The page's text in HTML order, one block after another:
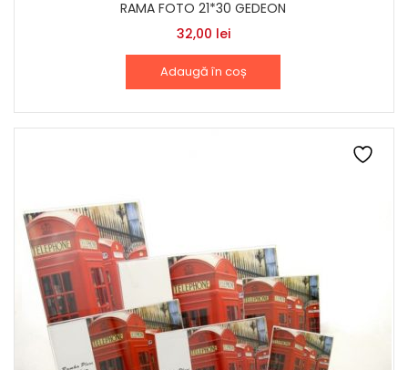
RAMA FOTO 21*30 GEDEON
32,00 lei
Adaugă în coș